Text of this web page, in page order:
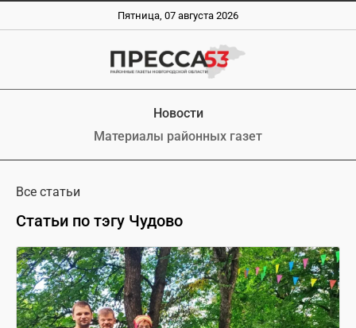
Пятница, 07 августа 2026
Новости
Материалы районных газет
Все статьи
Статьи по тэгу Чудово